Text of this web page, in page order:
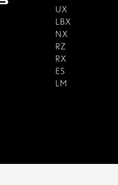
UX
LBX
NX
RZ
RX
ES
LM